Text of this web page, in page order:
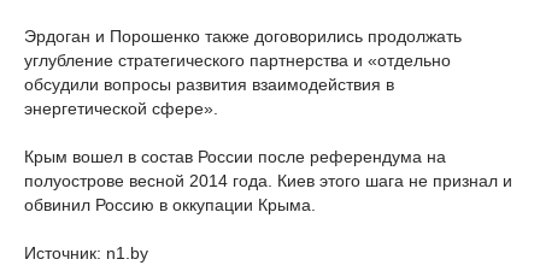
Эрдоган и Порошенко также договорились продолжать
углубление стратегического партнерства и «отдельно
обсудили вопросы развития взаимодействия в
энергетической сфере».
Крым вошел в состав России после референдума на
полуострове весной 2014 года. Киев этого шага не признал и
обвинил Россию в оккупации Крыма.
Источник: n1.by